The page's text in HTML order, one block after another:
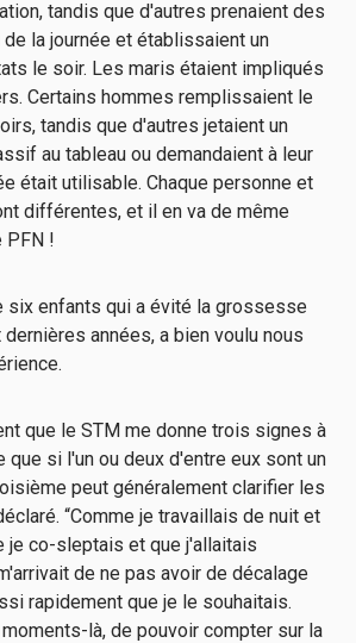
tandis que d'autres prenaient des
la journée et établissaient un
le soir. Les maris étaient impliqués
Certains hommes remplissaient le
tandis que d'autres jetaient un
au tableau ou demandaient à leur
était utilisable. Chaque personne et
différentes, et il en va de même
PFN !
six enfants qui a évité la grossesse
années, a bien voulu nous
que le STM me donne trois signes à
que si l'un ou deux d'entre eux sont un
peut généralement clarifier les
“Comme je travaillais de nuit et
je co-sleptais et que j'allaitais
de ne pas avoir de décalage
rapidement que je le souhaitais.
là, de pouvoir compter sur la